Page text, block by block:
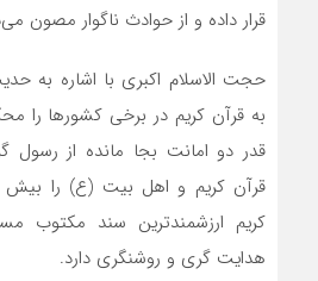
قرار داده و از حوادث ناگوار مصون
حجت الاسلام اکبری با اشاره به
به قرآن کریم در برخی کشورها را
قدر دو امانت بجا مانده از رسول
قرآن کریم و اهل بیت (ع) را بیش
کریم ارزشمندترین سند مکتوب
هدایت گری و روشنگری دارد.